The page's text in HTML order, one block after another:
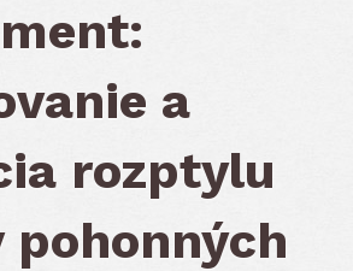
a
rozptylu
pohonných